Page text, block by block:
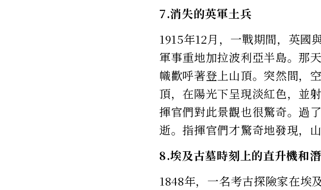
7.消失的英軍土兵
1915年12月，一戰期間，英國
軍事重地加拉波利亞半島。那
幟歡呼著登上山頂。突然間，
頂，在陽光下呈現淡紅色，並
揮官們對此景觀也很驚奇。過
逝。指揮官們才驚奇地發現，
8.埃及古墓時刻上的直升機和
1848年，一名考古探險家在埃